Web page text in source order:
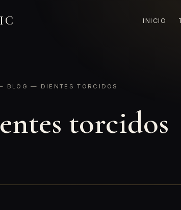
INICIO
BLOG — DIENTES TORCIDOS
torcidos